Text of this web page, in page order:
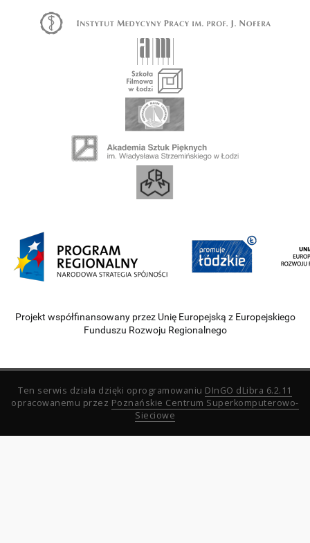
Projekt współfinansowany przez Unię Europejską z Europejskiego
Funduszu Rozwoju Regionalnego
Ten serwis działa dzięki oprogramowaniu DInGO dLibra 6.2.11
opracowanemu przez Poznańskie Centrum Superkomputerowo-
Sieciowe